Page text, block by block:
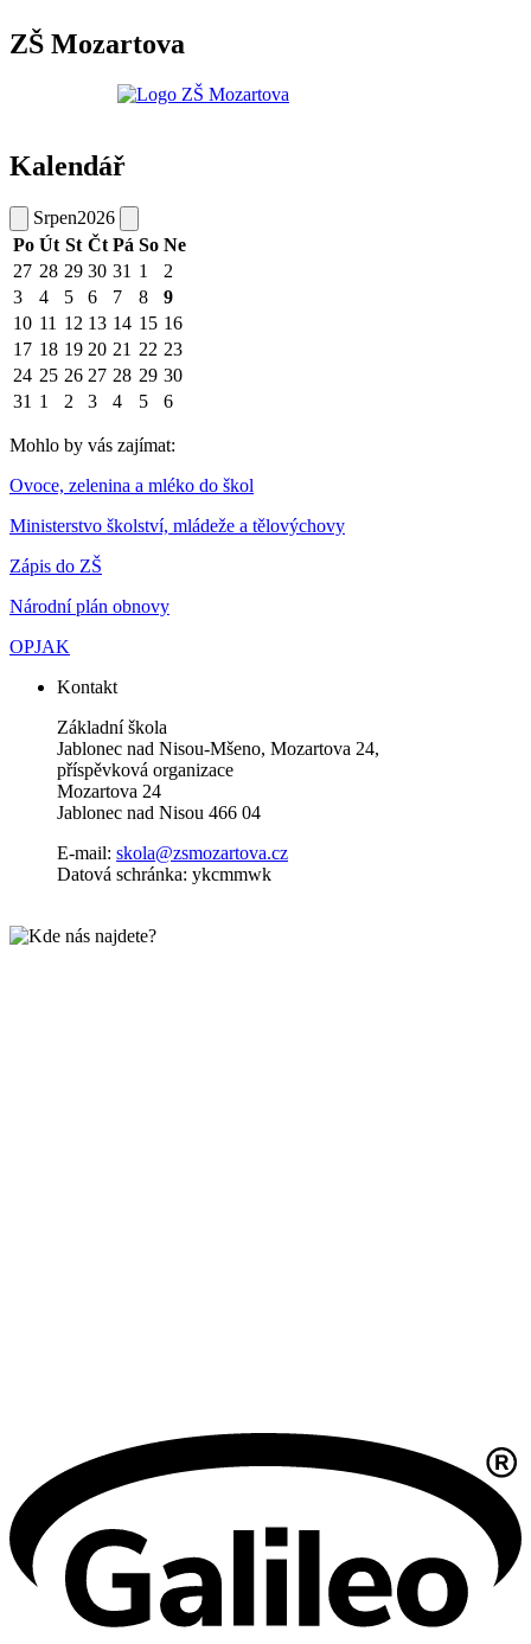
ZŠ Mozartova
Kalendář
Srpen2026
Po Út St Čt Pá So Ne
27 28 29 30 31 1
2
3
4 5 6 7 8
9
10 11 12 13 14 15 16
17 18 19 20 21 22 23
24 25 26 27 28 29 30
31 1 2 3 4 5 6
Mohlo by vás zajímat:
Ovoce, zelenina a mléko do škol
Ministerstvo školství, mládeže a tělovýchovy
Zápis do ZŠ
Národní plán obnovy
OPJAK
Kontakt
Základní škola
Jablonec nad Nisou-Mšeno, Mozartova 24,
příspěvková organizace
Mozartova 24
Jablonec nad Nisou 466 04
E-mail: skola@zsmozartova.cz
Datová schránka: ykcmmwk